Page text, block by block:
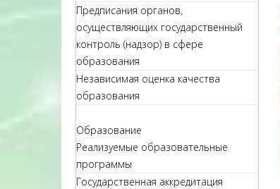
Предписания органов,
осуществляющих государственный
контроль (надзор) в сфере
образования
Независимая оценка качества
образования
Образование
Реализуемые образовательные
программы
Государственная аккредитация